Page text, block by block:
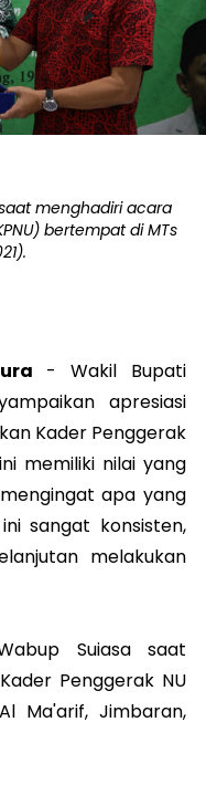
menghadiri acara
bertempat di MTs
- Wakil Bupati
apresiasi
Kader Penggerak
memiliki nilai yang
apa yang
sangat konsisten,
melakukan
Suiasa saat
Penggerak NU
Ma'arif, Jimbaran,